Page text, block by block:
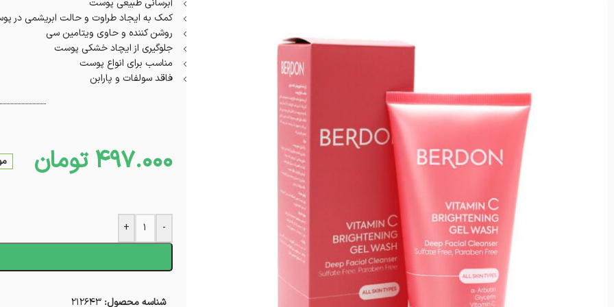
آبرسانی طبیعی پوست
کمک به ایجاد طراوت و حالت ابریشمی در
روشن کننده و حاوی ویتامین سی
جلوگیری از ایچاد خشکی پوست
مناسب برای انواع پوست
فاقد سولفات و پارابن
497.000 تومان
-
+
شناسه محصول:212643